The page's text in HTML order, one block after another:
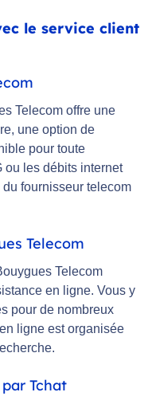
le service client
Telecom offre une
une option de
pour toute
ou les débits internet
fournisseur telecom
Telecom
Telecom
en ligne. Vous y
pour de nombreux
ligne est organisée
Tchat